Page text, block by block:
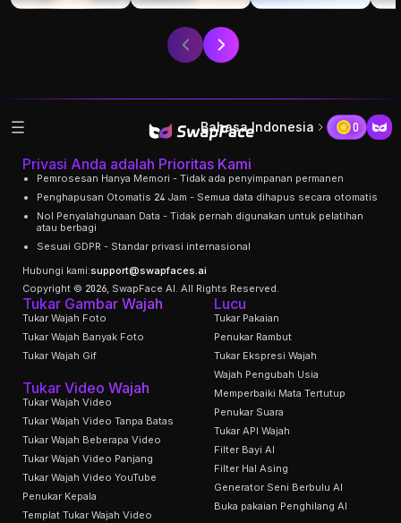
Bahasa Indonesia 0
Privasi Anda adalah Prioritas Kami
Pemrosesan Hanya Memori - Tidak ada penyimpanan permanen
Penghapusan Otomatis 24 Jam - Semua data dihapus secara otomatis
Nol Penyalahgunaan Data - Tidak pernah digunakan untuk pelatihan
atau berbagi
Sesuai GDPR - Standar privasi internasional
Hubungi kami:support@swapfaces.ai
Copyright © 2026, SwapFace AI. All Rights Reserved.
Tukar Gambar Wajah
Tukar Wajah Foto
Tukar Wajah Banyak Foto
Tukar Wajah Gif
Tukar Video Wajah
Tukar Wajah Video
Tukar Wajah Video Tanpa Batas
Tukar Wajah Beberapa Video
Tukar Wajah Video Panjang
Tukar Wajah Video YouTube
Penukar Kepala
Templat Tukar Wajah Video
Lucu
Tukar Pakaian
Penukar Rambut
Tukar Ekspresi Wajah
Wajah Pengubah Usia
Memperbaiki Mata Tertutup
Penukar Suara
Tukar API Wajah
Filter Bayi AI
Filter Hal Asing
Generator Seni Berbulu AI
Buka pakaian Penghilang AI